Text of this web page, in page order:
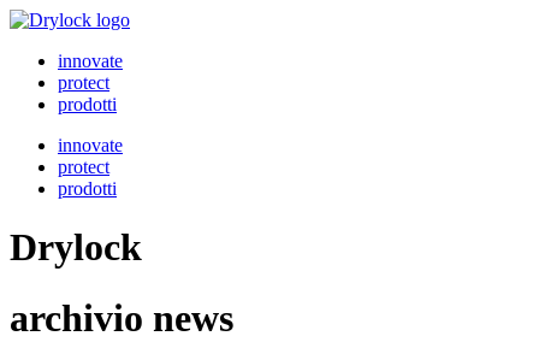
Vai
contenutoinnovate
protect
prodotti
innovate
protect
prodotti
Drylock
archivio news